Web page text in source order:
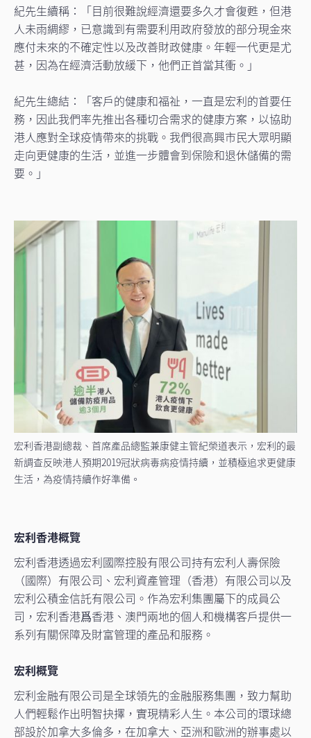
紀先生續稱：「目前很難說經濟還要多久才會復甦，但港
人未雨綢繆，已意識到有需要利用政府發放的部分現金來
應付未來的不確定性以及改善財政健康。年輕一代更是尤
甚，因為在經濟活動放緩下，他們正首當其衝。」
紀先生總結：「客戶的健康和福祉，一直是宏利的首要任
務，因此我們率先推出各種切合需求的健康方案，以協助
港人應對全球疫情帶來的挑戰。我們很高興市民大眾明顯
走向更健康的生活，並進一步體會到保險和退休儲備的需
要。」
宏利香港副總裁、首席產品總監兼康健主管紀榮道表示，宏利的最
新調查反映港人預期2019冠狀病毒病疫情持續，並積極追求更健康
生活，為疫情持續作好準備。
宏利香港概覽
宏利香港透過宏利國際控股有限公司持有宏利人壽保險
（國際）有限公司、宏利資產管理（香港）有限公司以及
宏利公積金信託有限公司。作為宏利集團屬下的成員公
司，宏利香港爲香港、澳門兩地的個人和機構客戶提供一
系列有關保障及財富管理的產品和服務。
宏利概覽
宏利金融有限公司是全球領先的金融服務集團，致力幫助
人們輕鬆作出明智抉擇，實現精彩人生。本公司的環球總
部設於加拿大多倫多，在加拿大、亞洲和歐洲的辦事處以